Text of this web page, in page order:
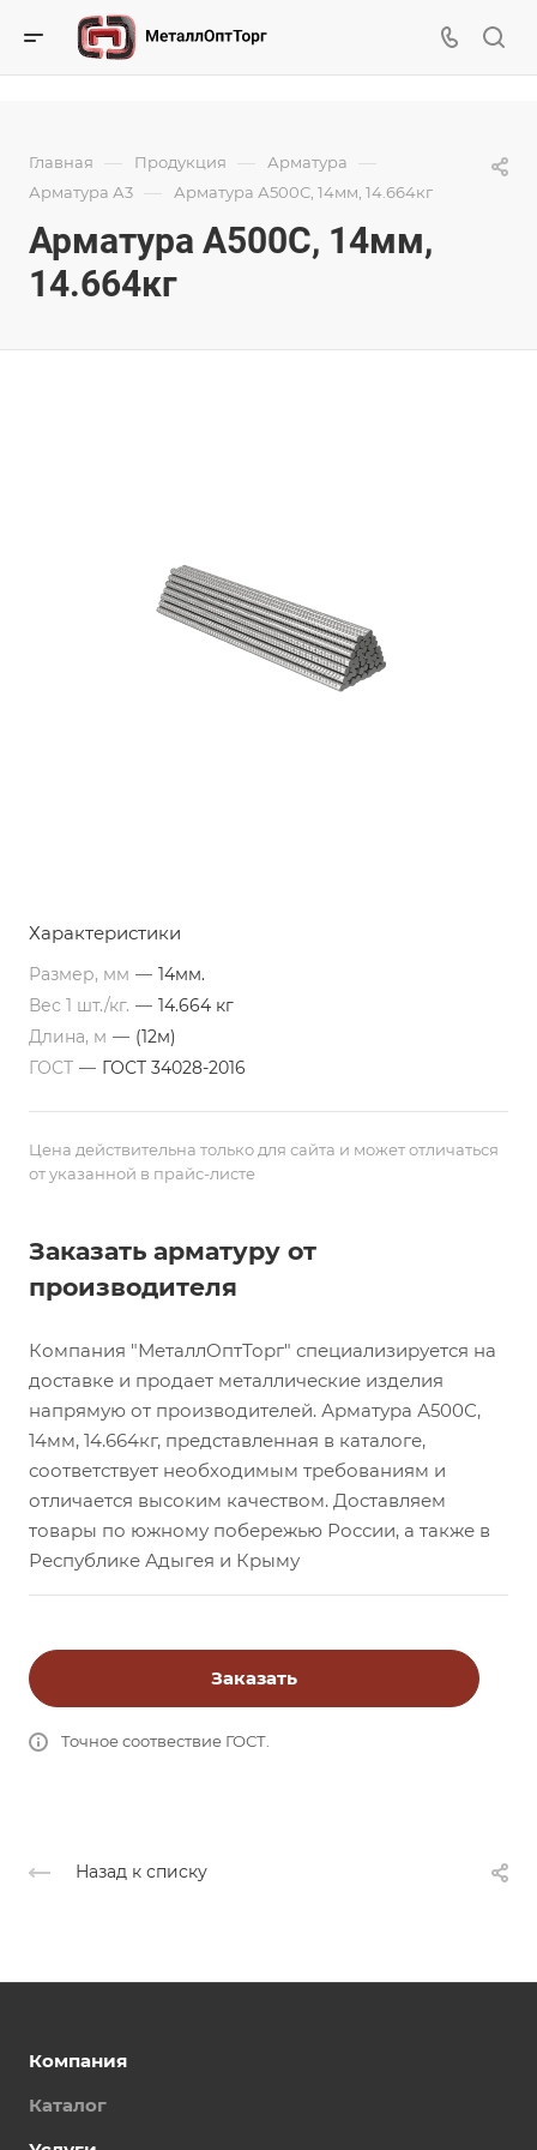
Главная — Продукция — Арматура —
Арматура А3 — Арматура А500С, 14мм, 14.664кг
Арматура А500С, 14мм,
14.664кг
Характеристики
Размер, мм — 14мм.
Вес 1 шт./кг. — 14.664 кг
Длина, м — (12м)
ГОСТ — ГОСТ 34028-2016
Цена действительна только для сайта и может отличаться
от указанной в прайс-листе
Заказать арматуру от
производителя
Компания "МеталлОптТорг" специализируется на
доставке и продает металлические изделия
напрямую от производителей. Арматура А500С,
14мм, 14.664кг, представленная в каталоге,
соответствует необходимым требованиям и
отличается высоким качеством. Доставляем
товары по южному побережью России, а также в
Республике Адыгея и Крыму
Заказать
Точное соотвествие ГОСТ.
Назад к списку
Компания
Каталог